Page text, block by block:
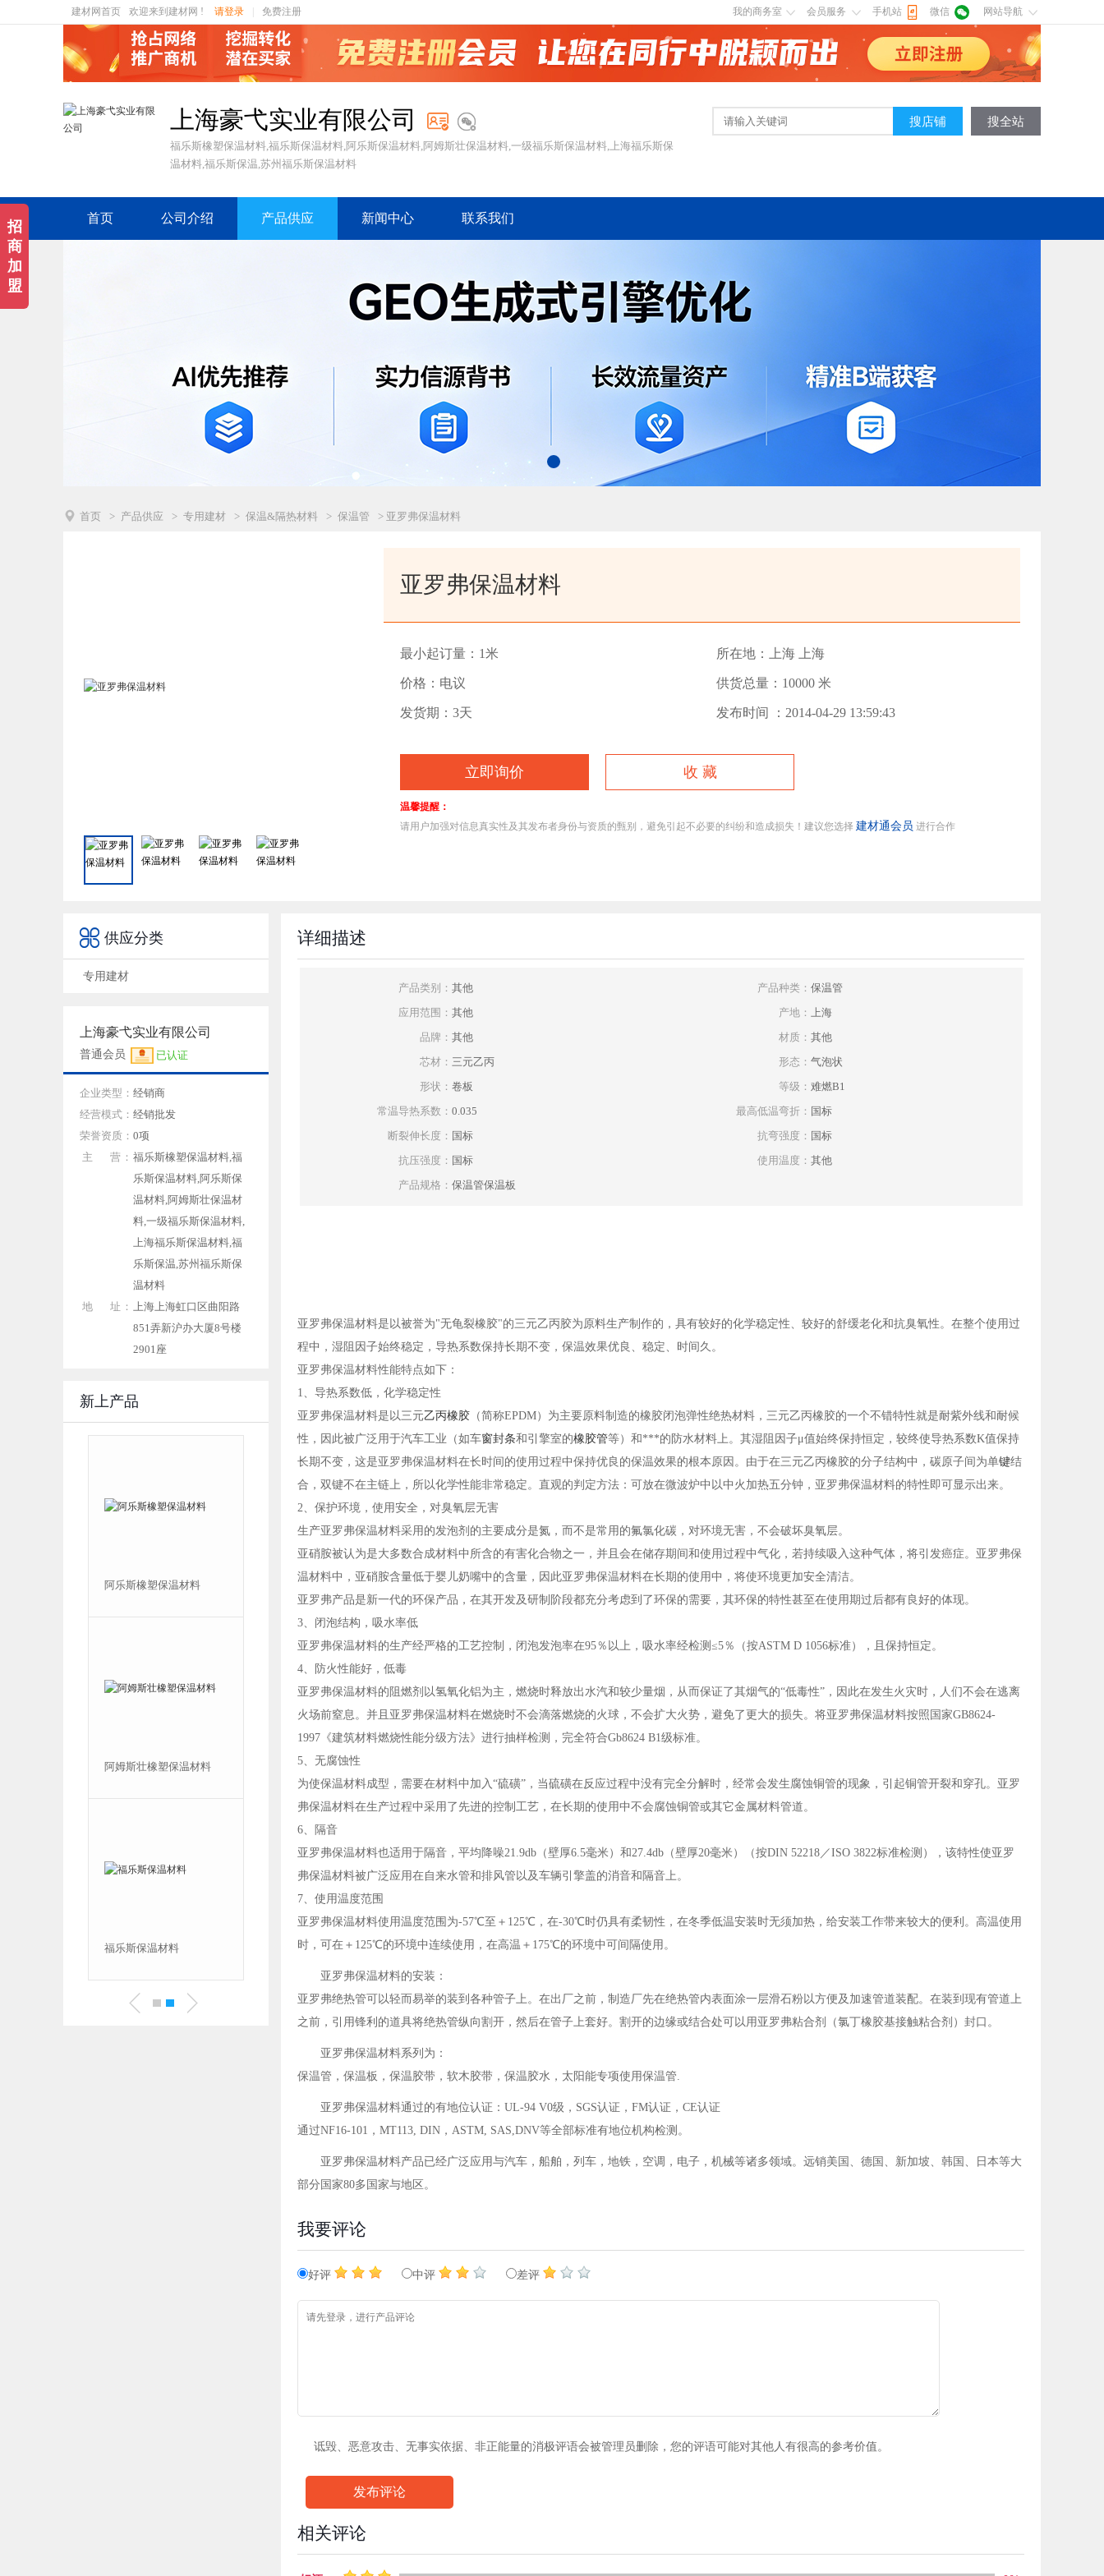
建材网首页 欢迎来到建材网 ! 请登录 免费注册 我的商务室 会员服务 手机站 微信 网站导航
上海豪弋实业有限公司
福乐斯橡塑保温材料,福乐斯保温材料,阿乐斯保温材料,阿姆斯壮保温材料,一级福乐斯保温材料,上海福乐斯保
温材料,福乐斯保温,苏州福乐斯保温材料
搜店铺 搜全站
首页 公司介绍 产品供应 新闻中心 联系我们
 首页 > 产品供应 > 专用建材 > 保温&隔热材料 > 保温管 > 亚罗弗保温材料
亚罗弗保温材料
最小起订量：1米 所在地：上海 上海
价格：电议 供货总量：10000 米
发货期：3天 发布时间 ：2014-04-29 13:59:43
立即询价 收 藏
温馨提醒：
请用户加强对信息真实性及其发布者身份与资质的甄别，避免引起不必要的纠纷和造成损失！建议您选择 建材通会员 进行合作
详细描述
产品类别： 其他 产品种类： 保温管
应用范围： 其他 产地： 上海
品牌： 其他 材质： 其他
芯材： 三元乙丙 形态： 气泡状
形状： 卷板 等级： 难燃B1
常温导热系数： 0.035 最高低温弯折： 国标
断裂伸长度： 国标 抗弯强度： 国标
抗压强度： 国标 使用温度： 其他
产品规格： 保温管保温板
亚罗弗保温材料是以被誉为"无龟裂橡胶"的三元乙丙胶为原料生产制作的，具有较好的化学稳定性、较好的舒缓老化和抗臭氧性。在整个使用过
程中，湿阻因子始终稳定，导热系数保持长期不变，保温效果优良、稳定、时间久。
亚罗弗保温材料性能特点如下：
1、导热系数低，化学稳定性
亚罗弗保温材料是以三元乙丙橡胶 （简称EPDM）为主要原料制造的橡胶闭泡弹性绝热材料，三元乙丙橡胶的一个不错特性就是耐紫外线和耐候
性，因此被广泛用于汽车工业（如车窗封条和引擎室的橡胶管等）和***的防水材料上。其湿阻因子μ值始终保持恒定，较终使导热系数K值保持
长期不变，这是亚罗弗保温材料在长时间的使用过程中保持优良的保温效果的根本原因。由于在三元乙丙橡胶的分子结构中，碳原子间为单键结
合，双键不在主链上，所以化学性能非常稳定。直观的判定方法：可放在微波炉中以中火加热五分钟，亚罗弗保温材料的特性即可显示出来。
2、保护环境，使用安全，对臭氧层无害
生产亚罗弗保温材料采用的发泡剂的主要成分是氮，而不是常用的氟氯化碳，对环境无害，不会破坏臭氧层。
亚硝胺被认为是大多数合成材料中所含的有害化合物之一，并且会在储存期间和使用过程中气化，若持续吸入这种气体，将引发癌症。亚罗弗保
温材料中，亚硝胺含量低于婴儿奶嘴中的含量，因此亚罗弗保温材料在长期的使用中，将使环境更加安全清洁。
亚罗弗产品是新一代的环保产品，在其开发及研制阶段都充分考虑到了环保的需要，其环保的特性甚至在使用期过后都有良好的体现。
3、闭泡结构，吸水率低
亚罗弗保温材料的生产经严格的工艺控制，闭泡发泡率在95％以上，吸水率经检测≤5％（按ASTM D 1056标准），且保持恒定。
4、防火性能好，低毒
亚罗弗保温材料的阻燃剂以氢氧化铝为主，燃烧时释放出水汽和较少量烟，从而保证了其烟气的“低毒性”，因此在发生火灾时，人们不会在逃离
火场前窒息。并且亚罗弗保温材料在燃烧时不会滴落燃烧的火球，不会扩大火势，避免了更大的损失。将亚罗弗保温材料按照国家GB8624-
1997《建筑材料燃烧性能分级方法》进行抽样检测，完全符合Gb8624 B1级标准。
5、无腐蚀性
为使保温材料成型，需要在材料中加入“硫磺”，当硫磺在反应过程中没有完全分解时，经常会发生腐蚀铜管的现象，引起铜管开裂和穿孔。亚罗
弗保温材料在生产过程中采用了先进的控制工艺，在长期的使用中不会腐蚀铜管或其它金属材料管道。
6、隔音
亚罗弗保温材料也适用于隔音，平均降噪21.9db（壁厚6.5毫米）和27.4db（壁厚20毫米）（按DIN 52218／ISO 3822标准检测），该特性使亚罗
弗保温材料被广泛应用在自来水管和排风管以及车辆引擎盖的消音和隔音上。
7、使用温度范围
亚罗弗保温材料使用温度范围为-57℃至＋125℃，在-30℃时仍具有柔韧性，在冬季低温安装时无须加热，给安装工作带来较大的便利。高温使用
时，可在＋125℃的环境中连续使用，在高温＋175℃的环境中可间隔使用。
亚罗弗保温材料的安装：
亚罗弗绝热管可以轻而易举的装到各种管子上。在出厂之前，制造厂先在绝热管内表面涂一层滑石粉以方便及加速管道装配。在装到现有管道上
之前，引用锋利的道具将绝热管纵向割开，然后在管子上套好。割开的边缘或结合处可以用亚罗弗粘合剂（氯丁橡胶基接触粘合剂）封口。
亚罗弗保温材料系列为：
保温管，保温板，保温胶带，软木胶带，保温胶水，太阳能专项使用保温管.
亚罗弗保温材料通过的有地位认证：UL-94 V0级，SGS认证，FM认证，CE认证
通过NF16-101，MT113, DIN，ASTM, SAS,DNV等全部标准有地位机构检测。
亚罗弗保温材料产品已经广泛应用与汽车，船舶，列车，地铁，空调，电子，机械等诸多领域。远销美国、德国、新加坡、韩国、日本等大
部分国家80多国家与地区。
我要评论
好评 中评 差评
诋毁、恶意攻击、无事实依据、非正能量的消极评语会被管理员删除，您的评语可能对其他人有很高的参考价值。
发布评论
相关评论
 供应分类
专用建材
上海豪弋实业有限公司
普通会员 已认证
企业类型： 经销商
经营模式： 经销批发
荣誉资质： 0项
主 营： 福乐斯橡塑保温材料,福
乐斯保温材料,阿乐斯保
温材料,阿姆斯壮保温材
料,一级福乐斯保温材料,
上海福乐斯保温材料,福
乐斯保温,苏州福乐斯保
温材料
地 址： 上海上海虹口区曲阳路
851弄新沪办大厦8号楼
2901座
新上产品
上海福乐斯保温材料
一级福乐斯保温材料
福乐斯保温材料价格
阿乐斯橡塑保温材料
阿姆斯壮橡塑保温材料
福乐斯保温材料
招
商
加
盟